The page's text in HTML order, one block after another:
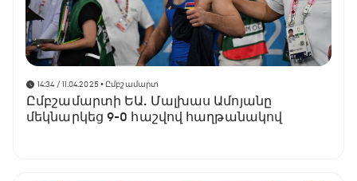
14:34 / 11.04.2025• Ըմբշամարտ
Ըմբշամարտի ԵԱ. Մալխաս Ամոյանը
մեկնարկեց 9-0 հաշվով հաղթանակով